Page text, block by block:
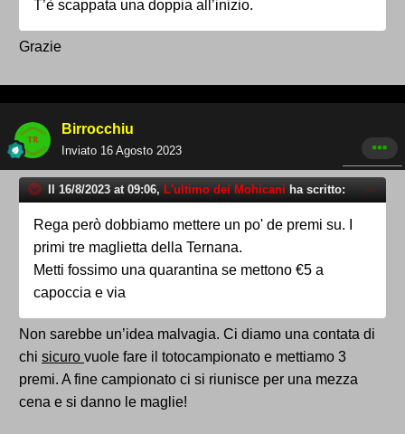
T’è scappata una doppia all’inizio.
Grazie
Birrocchiu
Inviato 16 Agosto 2023
Il 16/8/2023 at 09:06, L'ultimo dei Mohicani ha scritto:
Rega però dobbiamo mettere un po' de premi su. I
primi tre maglietta della Ternana.
Metti fossimo una quarantina se mettono €5 a
capoccia e via
Non sarebbe un’idea malvagia. Ci diamo una contata di
chi sicuro vuole fare il totocampionato e mettiamo 3
premi. A fine campionato ci si riunisce per una mezza
cena e si danno le maglie!